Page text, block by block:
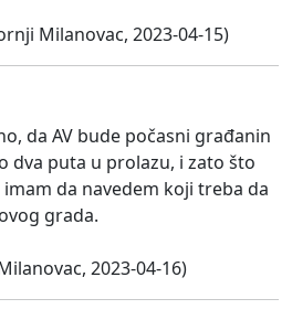
Milanovac, 2023-04-15)
da AV bude počasni građanin
dva puta u prolazu, i zato što
da navedem koji treba da
grada.
2023-04-16)